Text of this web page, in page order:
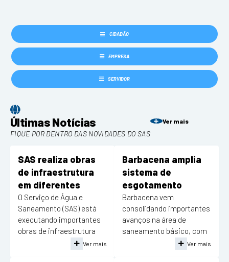
Agência Virtual
Serviços
Consulta Pública
Transparência
Legislação
Intranet
Publicidade de Processos
Canais de Contato
Teleatendimento
CIDADÃO
EMPRESA
SERVIDOR
Últimas Notícias
FIQUE POR DENTRO DAS NOVIDADES DO SAS
Ver mais
SAS realiza obras
de infraestrutura
em diferentes
pontos da cidade
O Serviço de Água e
Saneamento (SAS) está
executando importantes
obras de infraestrutura
em diferentes regiões do
Ver mais
Barbacena amplia
sistema de
esgotamento
sanitário e avança
rumo à
universalização
Barbacena vem
consolidando importantes
avanços na área de
saneamento básico, com
Ver mais